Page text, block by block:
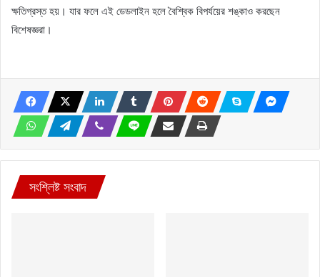
ক্ষতিগ্রস্ত হয়। যার ফলে এই ডেডলাইন হলে বৈশ্বিক বিপর্যয়ের শঙ্কাও করছেন
বিশেষজ্ঞরা।
সংশ্লিষ্ট সংবাদ